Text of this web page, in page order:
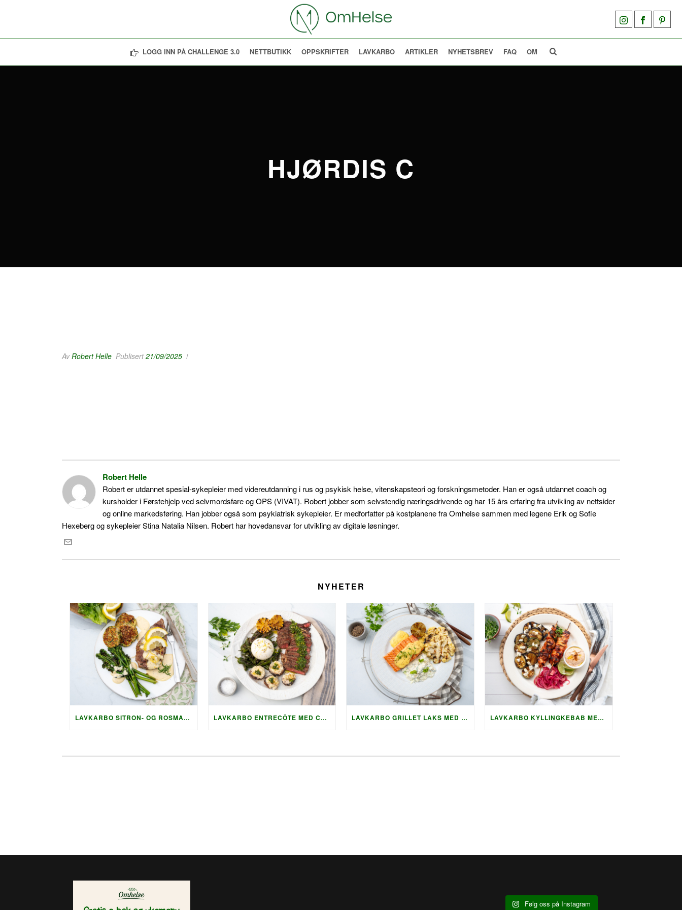
LOGG INN PÅ CHALLENGE 3.0 NETTBUTIKK OPPSKRIFTER LAVKARBO ARTIKLER NYHETSBREV FAQ OM
HJØRDIS C
AvRobert Helle Publisert21/09/2025 i
Robert Helle
Robert er utdannet spesial-sykepleier med videreutdanning i rus og psykisk helse, vitenskapsteori og forskningsmetoder. Han er også utdannet coach og
kursholder i Førstehjelp ved selvmordsfare og OPS (VIVAT). Robert jobber som selvstendig næringsdrivende og har 15 års erfaring fra utvikling av nettsider
og online markedsføring. Han jobber også som psykiatrisk sykepleier. Er medforfatter på kostplanene fra Omhelse sammen med legene Erik og Sofie
Hexeberg og sykepleier Stina Natalia Nilsen. Robert har hovedansvar for utvikling av digitale løsninger.
NYHETER
LAVKARBO SITRON- OG ROSMARINMARINERTE NAKKEKOTELETTER MED SPRØ SQUASHRØSTI OG PARMESAN-SAUS LAVKARBO ENTRECÔTE MED CHIMICHURRI OG GRILLET TILBEHØR LAVKARBO GRILLET LAKS MED HOLLANDAISE OG KREMET AGURKSALAT LAVKARBO KYLLINGKEBAB MED GRILLET SQUASH OG AUBERGINE
Følg oss på Instagram